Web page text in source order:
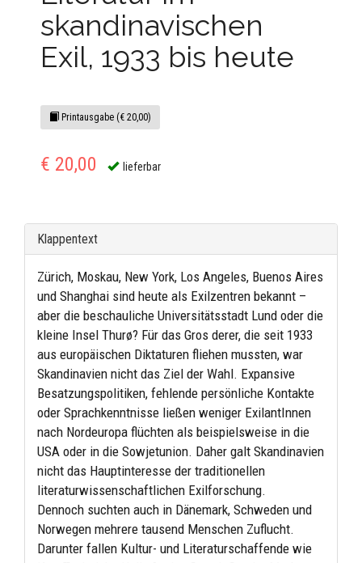
skandinavischen
Exil, 1933 bis heute
Printausgabe (€ 20,00)
€ 20,00 lieferbar
Klappentext
Zürich, Moskau, New York, Los Angeles, Buenos Aires
und Shanghai sind heute als Exilzentren bekannt –
aber die beschauliche Universitätsstadt Lund oder die
kleine Insel Thurø? Für das Gros derer, die seit 1933
aus europäischen Diktaturen fliehen mussten, war
Skandinavien nicht das Ziel der Wahl. Expansive
Besatzungspolitiken, fehlende persönliche Kontakte
oder Sprachkenntnisse ließen weniger ExilantInnen
nach Nordeuropa flüchten als beispielsweise in die
USA oder in die Sowjetunion. Daher galt Skandinavien
nicht das Hauptinteresse der traditionellen
literaturwissenschaftlichen Exilforschung.
Dennoch suchten auch in Dänemark, Schweden und
Norwegen mehrere tausend Menschen Zuflucht.
Darunter fallen Kultur- und Literaturschaffende wie